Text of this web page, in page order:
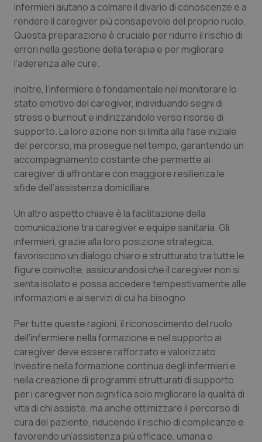
infermieri aiutano a colmare il divario di conoscenze e a
rendere il caregiver più consapevole del proprio ruolo.
Questa preparazione è cruciale per ridurre il rischio di
errori nella gestione della terapia e per migliorare
l’aderenza alle cure.
Inoltre, l’infermiere è fondamentale nel monitorare lo
stato emotivo del caregiver, individuando segni di
stress o burnout e indirizzandolo verso risorse di
supporto. La loro azione non si limita alla fase iniziale
del percorso, ma prosegue nel tempo, garantendo un
accompagnamento costante che permette ai
caregiver di affrontare con maggiore resilienza le
sfide dell’assistenza domiciliare.
Un altro aspetto chiave è la facilitazione della
comunicazione tra caregiver e equipe sanitaria. Gli
infermieri, grazie alla loro posizione strategica,
favoriscono un dialogo chiaro e strutturato tra tutte le
figure coinvolte, assicurandosi che il caregiver non si
senta isolato e possa accedere tempestivamente alle
informazioni e ai servizi di cui ha bisogno.
Per tutte queste ragioni, il riconoscimento del ruolo
dell’infermiere nella formazione e nel supporto ai
caregiver deve essere rafforzato e valorizzato.
Investire nella formazione continua degli infermieri e
nella creazione di programmi strutturati di supporto
per i caregiver non significa solo migliorare la qualità di
vita di chi assiste, ma anche ottimizzare il percorso di
cura del paziente, riducendo il rischio di complicanze e
favorendo un’assistenza più efficace, umana e
CookieScriptConsent
CookieScript
www.quotidianosanita.it
tracking-enable
tracking-sites-ironfish-
session-id
www.quotidianosanita.it
2